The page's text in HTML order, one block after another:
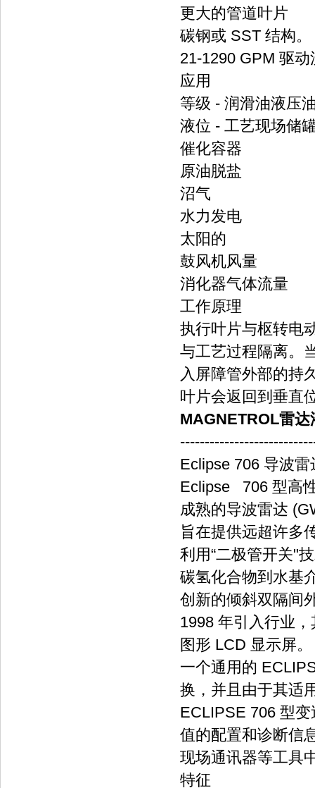
更大的管道叶片
碳钢或 SST 结构。
21-1290 GPM 驱
应用
等级 - 润滑油液压
液位 - 工艺现场储
催化容器
原油脱盐
沼气
水力发电
太阳的
鼓风机风量
消化器气体流量
工作原理
执行叶片与枢转电
与工艺过程隔离。
入屏障管外部的持
叶片会返回到垂直
MAGNETROL雷达
Eclipse 706 导波雷
Eclipse 706 型高
成熟的导波雷达
旨在提供远超许多
利用“二极管开关"
碳氢化合物到水基
创新的倾斜双隔间
1998 年引入行业
图形 LCD 显示屏。
一个通用的
换，并且由于其适
ECLIPSE 706 型
值的配置和诊断信
现场通讯器等工具
特征